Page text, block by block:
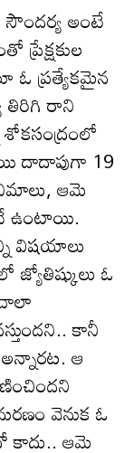
సౌందర్య అంటే
ప్రత్యేకమైన
తిరిగి రాని
దాదాపుగా 19
ఆమె
ఉంటాయి.
విషయాలు
ఓ
కానీ
ఆ
వెనుక ఓ
కాదు.. ఆమె